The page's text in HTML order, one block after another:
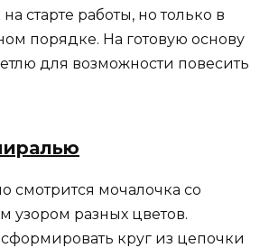
старте работы, но только в
порядке. На готовую основу
для возможности повесить
смотрится мочалочка со
узором разных цветов.
круг из цепочки